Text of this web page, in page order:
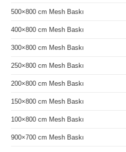
500×800 cm Mesh Baskı
400×800 cm Mesh Baskı
300×800 cm Mesh Baskı
250×800 cm Mesh Baskı
200×800 cm Mesh Baskı
150×800 cm Mesh Baskı
100×800 cm Mesh Baskı
900×700 cm Mesh Baskı